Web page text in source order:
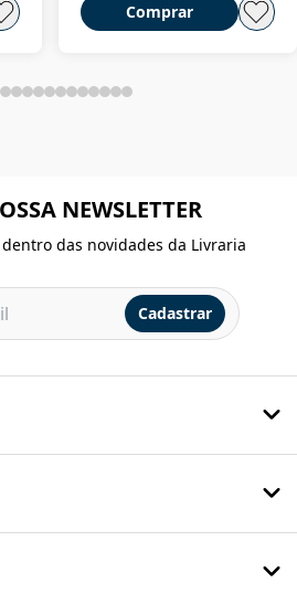
Comprar
NEWSLETTER
das novidades da Livraria
Cadastrar